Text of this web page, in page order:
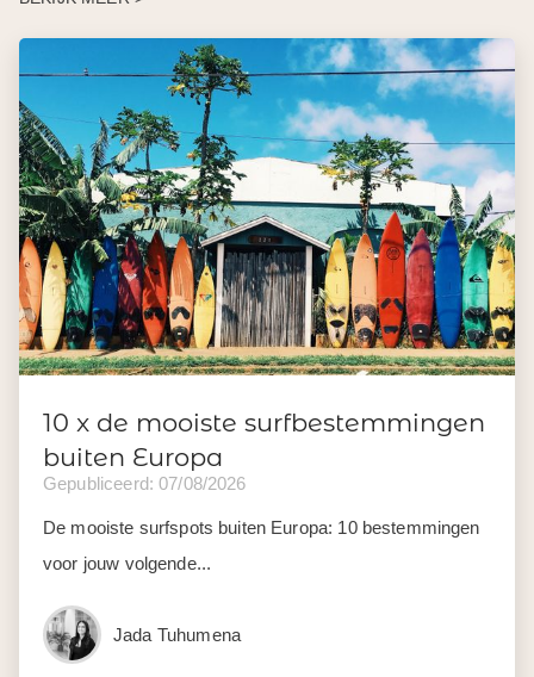
10 x de mooiste surfbestemmingen
buiten Europa
Gepubliceerd: 07/08/2026
De mooiste surfspots buiten Europa: 10 bestemmingen
voor jouw volgende...
Jada Tuhumena